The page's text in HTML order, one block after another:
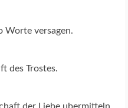
Worte versagen.
des Trostes.